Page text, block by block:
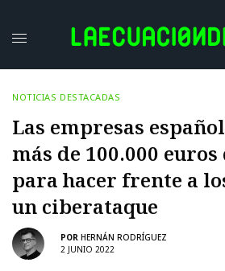
NOTICIAS DESTACADAS
Las empresas
más de 100.000
para hacer frente a
un ciberataque
POR HERNÁN RODRÍGUEZ
2 JUNIO 2022